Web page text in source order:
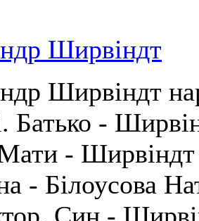
Ширвіндт
Ширвіндт
Батько -
- Ширвіндт
- Білоусова